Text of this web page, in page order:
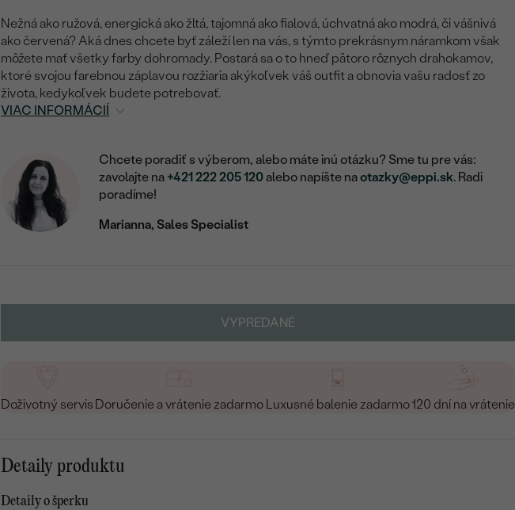
Nežná ako ružová, energická ako žltá, tajomná ako fialová, úchvatná ako modrá, či vášnivá
ako červená? Aká dnes chcete byť záleží len na vás, s týmto prekrásnym náramkom však
môžete mať všetky farby dohromady. Postará sa o to hneď pätoro rôznych drahokamov,
ktoré svojou farebnou záplavou rozžiaria akýkoľvek váš outfit a obnovia vašu radosť zo
života, kedykoľvek budete potrebovať.
VIAC INFORMÁCIÍ
Chcete poradiť s výberom, alebo máte inú otázku? Sme tu pre vás:
zavolajte na +421 222 205 120alebo napíšte naotazky@eppi.sk. Radi
poradíme!
Marianna, Sales Specialist
VYPREDANÉ
Doživotný servis Doručenie a vrátenie zadarmo Luxusné balenie zadarmo120 dní na vrátenie
Detaily produktu
Detaily o šperku